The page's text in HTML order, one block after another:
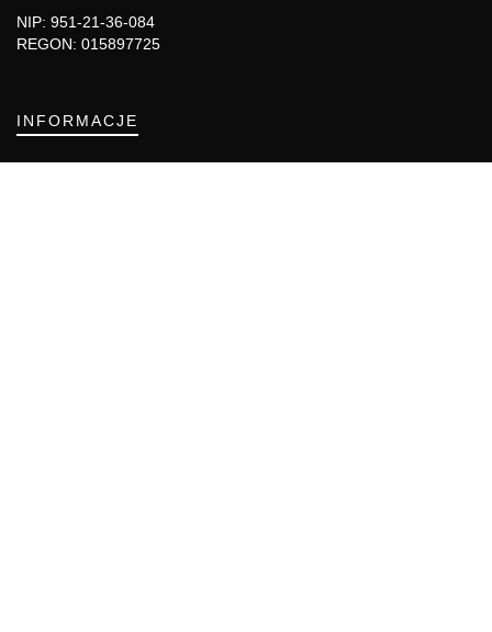
NIP: 951-21-36-084
REGON: 015897725
INFORMACJE